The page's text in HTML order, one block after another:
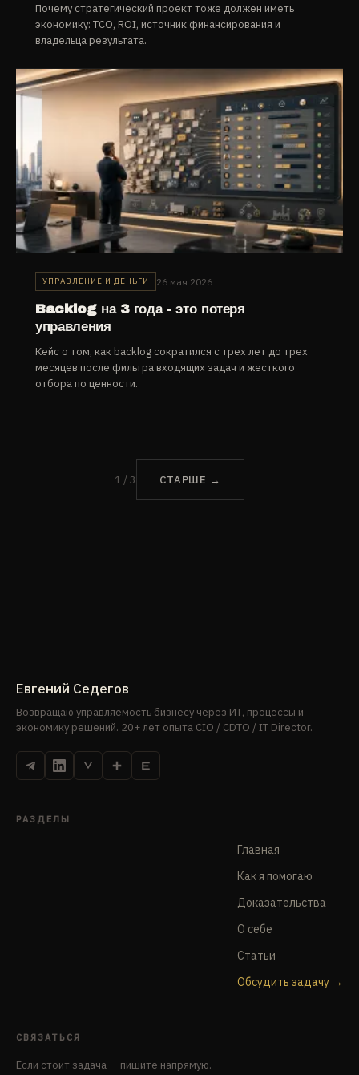
Почему стратегический проект тоже должен иметь
экономику: TCO, ROI, источник финансирования и
владельца результата.
УПРАВЛЕНИЕ И ДЕНЬГИ 26 мая 2026
Backlog на 3 года - это потеря
управления
Кейс о том, как backlog сократился с трех лет до трех
месяцев после фильтра входящих задач и жесткого
отбора по ценности.
1 / 3 СТАРШЕ →
Евгений Седегов
Возвращаю управляемость бизнесу через ИТ, процессы и
экономику решений. 20+ лет опыта CIO / CDTO / IT Director.
РАЗДЕЛЫ
Главная
Как я помогаю
Доказательства
О себе
Статьи
Обсудить задачу
СВЯЗАТЬСЯ
Если стоит задача — пишите напрямую.